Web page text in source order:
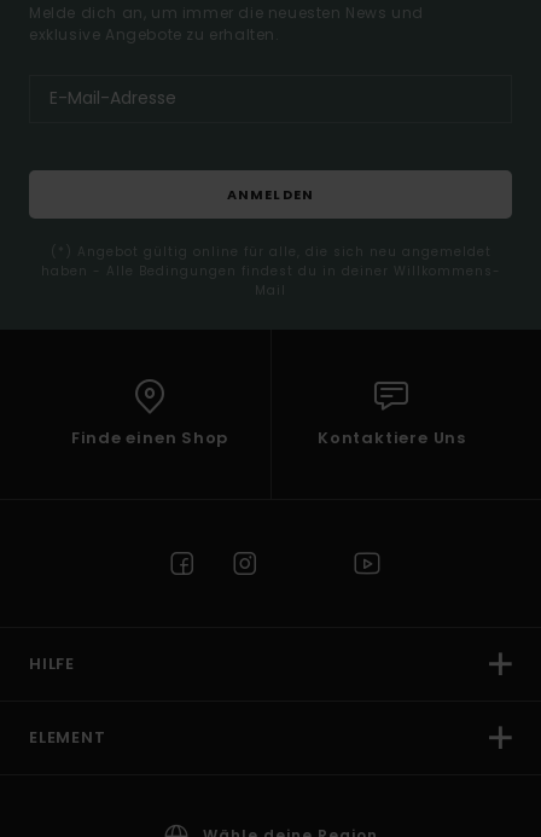
Melde dich an, um immer die neuesten News und
exklusive Angebote zu erhalten.
ANMELDEN
(*) Angebot gültig online für alle, die sich neu angemeldet
haben - Alle Bedingungen findest du in deiner Willkommens-
Mail
Finde einen Shop Kontaktiere Uns
HILFE
ELEMENT